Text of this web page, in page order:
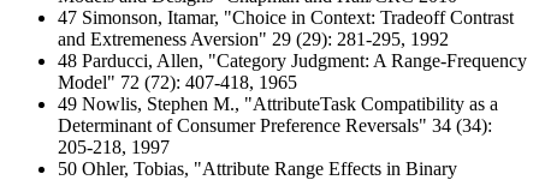
47 Simonson, Itamar, "Choice in Context: Tradeoff Contrast
and Extremeness Aversion" 29 (29): 281-295, 1992
48 Parducci, Allen, "Category Judgment: A Range-Frequency
Model" 72 (72): 407-418, 1965
49 Nowlis, Stephen M., "AttributeTask Compatibility as a
Determinant of Consumer Preference Reversals" 34 (34):
205-218, 1997
50 Ohler, Tobias, "Attribute Range Effects in Binary